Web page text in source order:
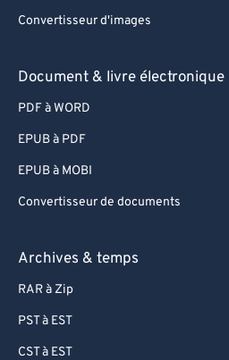
Convertisseur d'images
Document & livre électronique
PDF à WORD
EPUB à PDF
EPUB à MOBI
Convertisseur de documents
Archives & temps
RAR à Zip
PST à EST
CST à EST